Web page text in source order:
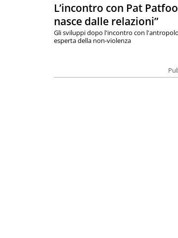
L’incontro con Pat
nasce dalle relazioni”
Gli sviluppi dopo l'incontro con
esperta della non-violenza